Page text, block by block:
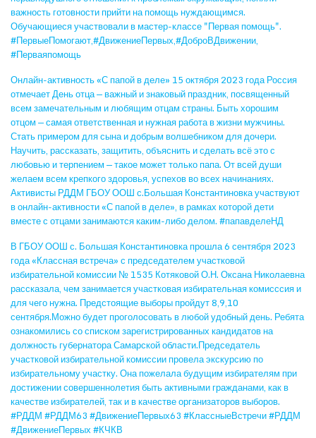
важность готовности прийти на помощь нуждающимся.
Обучающиеся участвовали в мастер-классе "Первая помощь".
#ПервыеПомогают,#ДвижениеПервых,#ДоброВДвижении,
#Перваяпомощь
Онлайн-активность «С папой в деле» 15 октября 2023 года Россия
отмечает День отца — важный и знаковый праздник, посвященный
всем замечательным и любящим отцам страны. Быть хорошим
отцом — самая ответственная и нужная работа в жизни мужчины.
Стать примером для сына и добрым волшебником для дочери.
Научить, рассказать, защитить, объяснить и сделать всё это с
любовью и терпением — такое может только папа. От всей души
желаем всем крепкого здоровья, успехов во всех начинаниях.
Активисты РДДМ ГБОУ ООШ с.Большая Константиновка участвуют
в онлайн-активности «С папой в деле», в рамках которой дети
вместе с отцами занимаются каким-либо делом. #папавделеНД
В ГБОУ ООШ с. Большая Константиновка прошла 6 сентября 2023
года «Классная встреча» с председателем участковой
избирательной комиссии № 1535 Котяковой О.Н. Оксана Николаевна
рассказала, чем занимается участковая избирательная комисссия и
для чего нужна. Предстоящие выборы пройдут 8,9,10
сентября.Можно будет проголосовать в любой удобный день. Ребята
ознакомились со списком зарегистрированных кандидатов на
должность губернатора Самарской области.Председатель
участковой избирательной комиссии провела экскурсию по
избирательному участку. Она пожелала будущим избирателям при
достижении совершеннолетия быть активными гражданами, как в
качестве избирателей, так и в качестве организаторов выборов.
#РДДМ #РДДМ63 #ДвижениеПервых63 #КлассныеВстречи #РДДМ
#ДвижениеПервых #КЧКВ